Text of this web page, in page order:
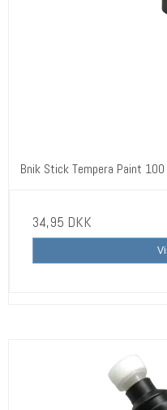
Bnik Stick Tempera Paint 100
34,95 DKK